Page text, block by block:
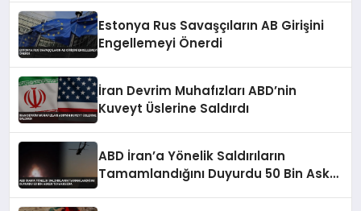
Estonya Rus Savaşçıların AB Girişini
Engellemeyi Önerdi
İran Devrim Muhafızları ABD’nin
Kuveyt Üslerine Saldırdı
ABD İran’a Yönelik Saldırıların
Tamamlandığını Duyurdu 50 Bin Asker